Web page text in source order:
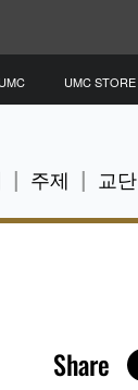
주제 교단
UMC STORE
Share